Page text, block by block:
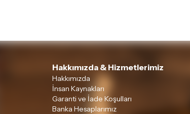
Hakkımızda & Hizmetlerimiz
Hakkımızda
İnsan Kaynakları
Garanti ve İade Koşulları
Banka Hesaplarımız